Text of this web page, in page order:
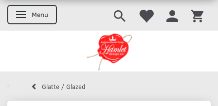
Skifte navigation
Menu
Glatte / Glazed